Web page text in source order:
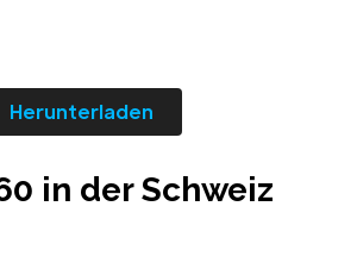
Herunterladen
in der Schweiz